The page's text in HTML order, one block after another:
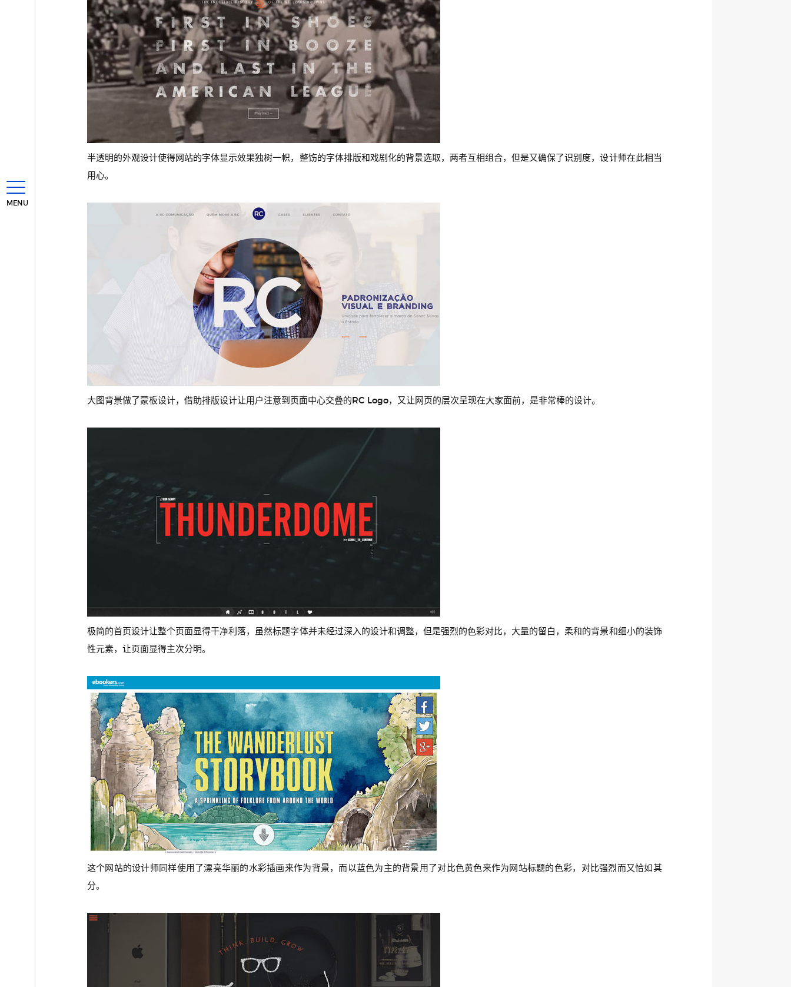
MENU
半透明的外观设计使得网站的字体显示效果独树一帜，整饬的字体排版和戏剧化的背景选取，两者互相组合，但是又确保了识别度，设计师在此相当
用心。
大图背景做了蒙板设计，借助排版设计让用户注意到页面中心交叠的RC Logo，又让网页的层次呈现在大家面前，是非常棒的设计。
极简的首页设计让整个页面显得干净利落，虽然标题字体并未经过深入的设计和调整，但是强烈的色彩对比，大量的留白，柔和的背景和细小的装饰
性元素，让页面显得主次分明。
这个网站的设计师同样使用了漂亮华丽的水彩插画来作为背景，而以蓝色为主的背景用了对比色黄色来作为网站标题的色彩，对比强烈而又恰如其
分。